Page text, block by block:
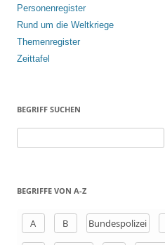
Personenregister
Rund um die Weltkriege
Themenregister
Zeittafel
BEGRIFF SUCHEN
h
BEGRIFFE VON A-Z
A B Bundespolizei